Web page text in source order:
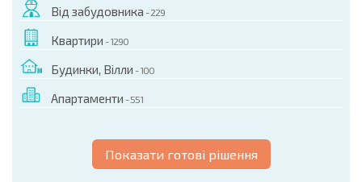
Від забудовника - 229
Квартири - 1290
Будинки, Вілли - 100
Апартаменти - 551
Показати готові рішення